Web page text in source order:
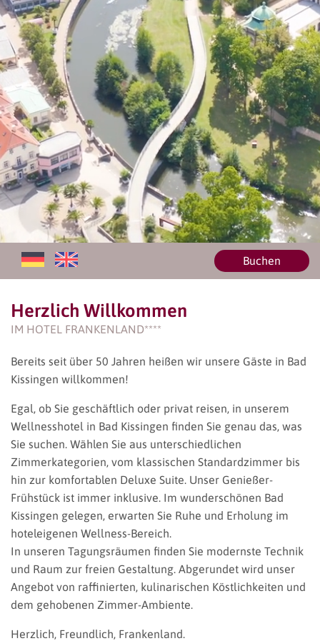
Buchen
Herzlich Willkommen
IM HOTEL FRANKENLAND****
Bereits seit über 50 Jahren heißen wir unsere Gäste in Bad
Kissingen willkommen!
Egal, ob Sie geschäftlich oder privat reisen, in unserem
Wellnesshotel in Bad Kissingen finden Sie genau das, was
Sie suchen. Wählen Sie aus unterschiedlichen
Zimmerkategorien, vom klassischen Standardzimmer bis
hin zur komfortablen Deluxe Suite. Unser Genießer-
Frühstück ist immer inklusive. Im wunderschönen Bad
Kissingen gelegen, erwarten Sie Ruhe und Erholung im
hoteleigenen Wellness-Bereich.
In unseren Tagungsräumen finden Sie modernste Technik
und Raum zur freien Gestaltung. Abgerundet wird unser
Angebot von raffinierten, kulinarischen Köstlichkeiten und
dem gehobenen Zimmer-Ambiente.
Herzlich, Freundlich, Frankenland.